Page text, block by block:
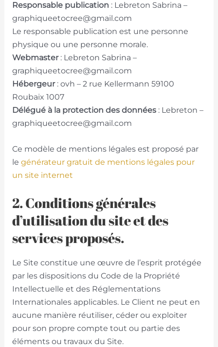
Responsable publication : Lebreton Sabrina –
graphiqueetocree@gmail.com
Le responsable publication est une personne
physique ou une personne morale.
Webmaster: Lebreton Sabrina –
graphiqueetocree@gmail.com
Hébergeur: ovh – 2 rue Kellermann 59100
Roubaix 1007
Délégué à la protection des données: Lebreton –
graphiqueetocree@gmail.com
Ce modèle de mentions légales est proposé par
le générateur gratuit de mentions légales pour
un site internet
2. Conditions générales
d’utilisation du site et des
services proposés.
Le Site constitue une œuvre de l’esprit protégée
par les dispositions du Code de la Propriété
Intellectuelle et des Réglementations
Internationales applicables. Le Client ne peut en
aucune manière réutiliser, céder ou exploiter
pour son propre compte tout ou partie des
éléments ou travaux du Site.